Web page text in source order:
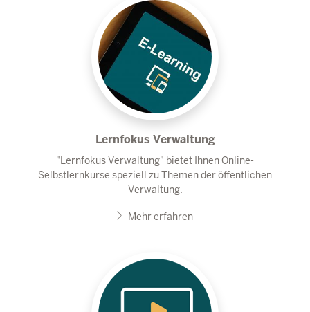
Lernfokus Verwaltung
"Lernfokus Verwaltung" bietet Ihnen Online-
Selbstlernkurse speziell zu Themen der öffentlichen
Verwaltung.
Mehr erfahren